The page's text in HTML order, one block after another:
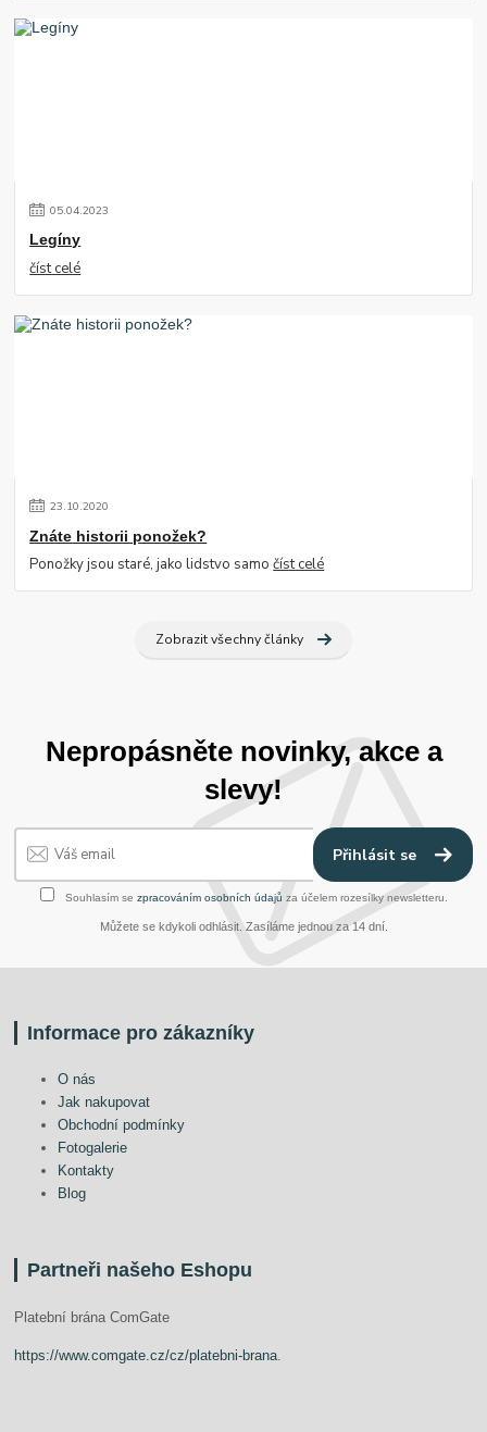
05.04.2023
Legíny
číst celé
23.10.2020
Znáte historii ponožek?
Ponožky jsou staré, jako lidstvo samočíst celé
Zobrazit všechny články
Nepropásněte novinky, akce a
slevy!
Přihlásit se
Souhlasím se zpracováním osobních údajů za účelem rozesílky newsletteru.
Můžete se kdykoli odhlásit. Zasíláme jednou za 14 dní.
Informace pro zákazníky
O nás
Jak nakupovat
Obchodní podmínky
Fotogalerie
Kontakty
Blog
Partneři našeho Eshopu
Platební brána ComGate
https://www.comgate.cz/cz/platebni-brana.